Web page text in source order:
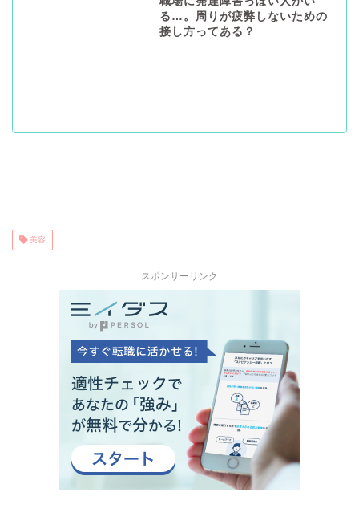
る…。周りが疲弊しないための
接し方ってある？
美容
スポンサーリンク